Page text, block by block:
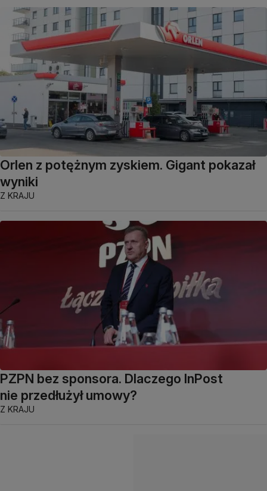
Orlen z potężnym zyskiem. Gigant pokazał
wyniki
Z KRAJU
PZPN bez sponsora. Dlaczego InPost
nie przedłużył umowy?
Z KRAJU